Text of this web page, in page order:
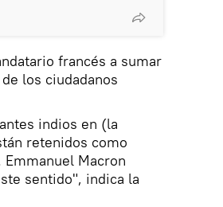
francés a sumar
los ciudadanos
indios en (la
retenidos como
Macron
sentido", indica la